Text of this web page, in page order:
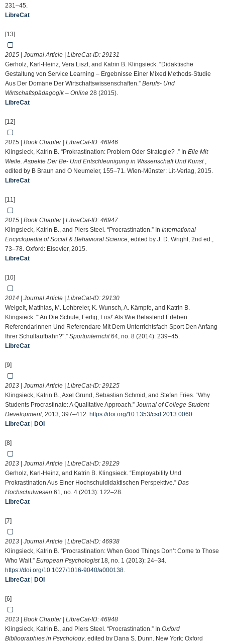
231–45.
LibreCat
[13]
2015 | Journal Article | LibreCat-ID: 29131
Gerholz, Karl-Heinz, Vera Liszt, and Katrin B. Klingsieck. “Didaktische
Gestaltung von Service Learning – Ergebnisse Einer Mixed Methods-Studie
Aus Der Domäne Der Wirtschaftswissenschaften.” Berufs- Und
Wirtschaftspädagogik – Online 28 (2015).
LibreCat
[12]
2015 | Book Chapter | LibreCat-ID: 46946
Klingsieck, Katrin B. “Prokrastination: Problem Oder Strategie? .” In Eile Mit
Weile. Aspekte Der Be- Und Entschleunigung in Wissenschaft Und Kunst ,
edited by B Braun and O Neumeier, 155–71. Wien-Münster: Lit-Verlag, 2015.
LibreCat
[11]
2015 | Book Chapter | LibreCat-ID: 46947
Klingsieck, Katrin B., and Piers Steel. “Procrastination.” In International
Encyclopedia of Social & Behavioral Science, edited by J. D. Wright, 2nd ed.,
73–78. Oxford: Elsevier, 2015.
LibreCat
[10]
2014 | Journal Article | LibreCat-ID: 29130
Weigelt, Matthias, M. Lohbreier, K. Wunsch, A. Kämpfe, and Katrin B.
Klingsieck. “‘An Die Schule, Fertig, Los!’ Als Wie Belastend Erleben
Referendarinnen Und Referendare Mit Dem Unterrichtsfach Sport Den Anfang
Ihrer Schullaufbahn?".” Sportunterricht64, no. 8 (2014): 239–45.
LibreCat
[9]
2013 | Journal Article | LibreCat-ID: 29125
Klingsieck, Katrin B., Axel Grund, Sebastian Schmid, and Stefan Fries. “Why
Students Procrastinate: A Qualitative Approach.” Journal of College Student
Development, 2013, 397–412. https://doi.org/10.1353/csd.2013.0060.
LibreCat
DOI
[8]
2013 | Journal Article | LibreCat-ID: 29129
Gerholz, Karl-Heinz, and Katrin B. Klingsieck. “Employability Und
Prokrastination Aus Einer Hochschuldidaktischen Perspektive.” Das
Hochschulwesen 61, no. 4 (2013): 122–28.
LibreCat
[7]
2013 | Journal Article | LibreCat-ID: 46938
Klingsieck, Katrin B. “Procrastination: When Good Things Don’t Come to Those
Who Wait.” European Psychologist18, no. 1 (2013): 24–34.
https://doi.org/10.1027/1016-9040/a000138.
LibreCat
DOI
[6]
2013 | Book Chapter | LibreCat-ID: 46948
Klingsieck, Katrin B., and Piers Steel. “Procrastination.” In Oxford
Bibliographies in Psychology, edited by Dana S. Dunn. New York: Oxford